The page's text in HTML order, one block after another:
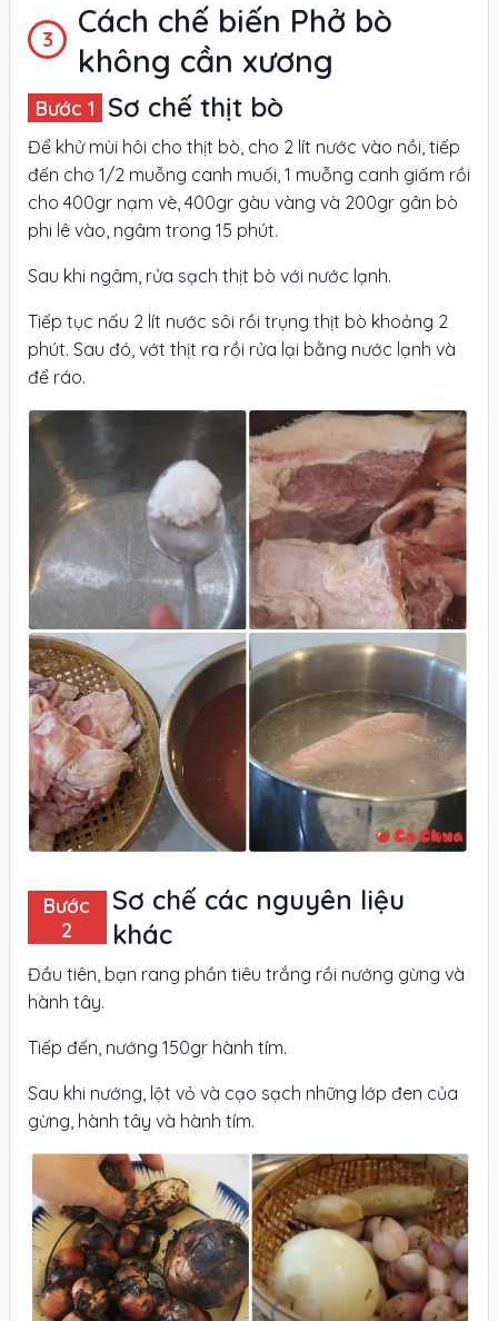
Cách chế biến Phở bò
không cần xương
Sơ chế thịt bò
Để khử mùi hôi cho thịt bò, cho 2 lít nước vào nồi, tiếp
đến cho 1/2 muỗng canh muối, 1 muỗng canh giấm rồi
cho 400gr nạm vè, 400gr gàu vàng và 200gr gân bò
phi lê vào, ngâm trong 15 phút.
Sau khi ngâm, rửa sạch thịt bò với nước lạnh.
Tiếp tục nấu 2 lít nước sôi rồi trụng thịt bò khoảng 2
phút. Sau đó, vớt thịt ra rồi rửa lại bằng nước lạnh và
để ráo.
Sơ chế các nguyên liệu
khác
Đầu tiên, bạn rang phần tiêu trắng rồi nướng gừng và
hành tây.
Tiếp đến, nướng 150gr hành tím.
Sau khi nướng, lột vỏ và cạo sạch những lớp đen của
gừng, hành tây và hành tím.